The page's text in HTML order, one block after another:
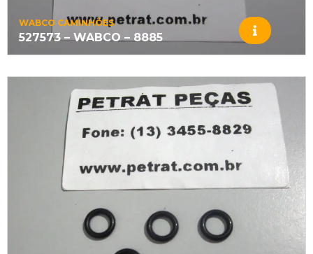
WABCO CAMINHÕES
527573 – WABCO – 8885